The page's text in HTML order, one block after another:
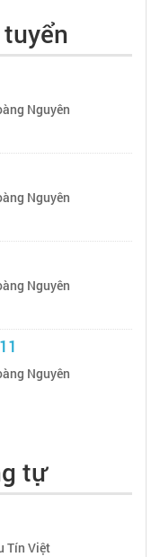
Nguyên
Nguyên
Nguyên
Nguyên
tự
Tín Việt